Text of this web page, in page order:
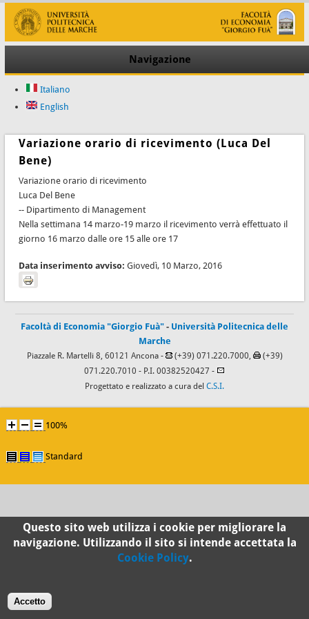
Navigazione
Italiano
English
Variazione orario di ricevimento (Luca Del
Bene)
Variazione orario di ricevimento
Luca Del Bene
-- Dipartimento di Management
Nella settimana 14 marzo-19 marzo il ricevimento verrà effettuato il
giorno 16 marzo dalle ore 15 alle ore 17
Data inserimento avviso: Giovedì, 10 Marzo, 2016
Facoltà di Economia "Giorgio Fuà" - Università Politecnica delle
Marche
Piazzale R. Martelli 8, 60121 Ancona - (+39) 071.220.7000,
(+39)
071.220.7010 - P.I. 00382520427 -
Progettato e realizzato a cura del C.S.I.
100%
Standard
Questo sito web utilizza i cookie per migliorare la
navigazione. Utilizzando il sito si intende accettata la
Cookie Policy.
Accetto